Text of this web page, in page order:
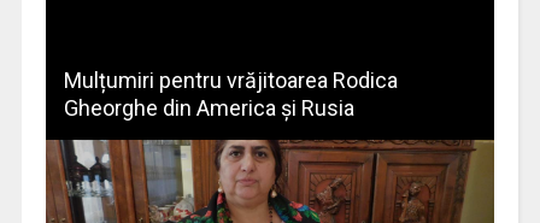
Mulțumiri pentru vrăjitoarea Rodica
Gheorghe din America și Rusia